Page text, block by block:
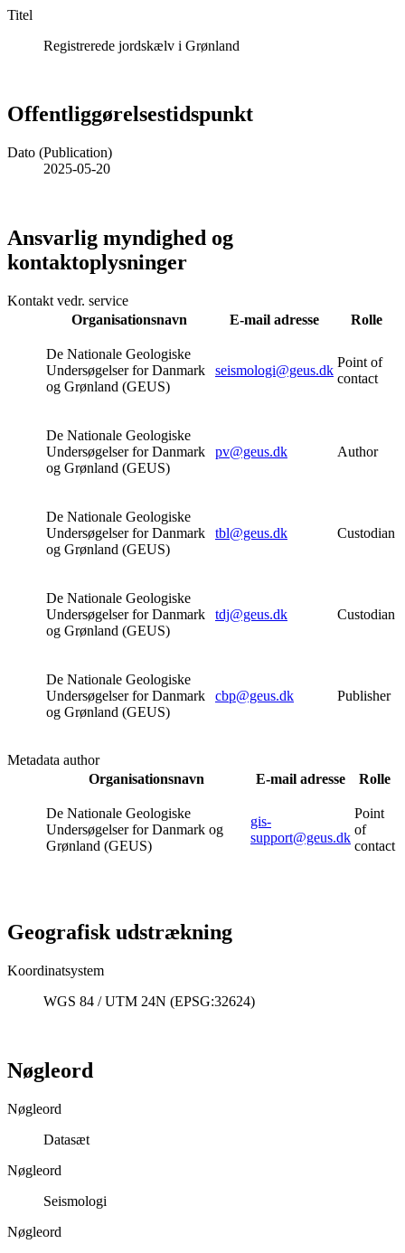
Titel
Registrerede jordskælv i Grønland
Offentliggørelsestidspunkt
Dato (Publication)
2025-05-20
Ansvarlig myndighed og
kontaktoplysninger
Kontakt vedr. service
Organisationsnavn
E-mail adresse Rolle
De Nationale Geologiske
Undersøgelser for Danmark
og Grønland (GEUS)
seismologi@geus.dk
Point of
contact
De Nationale Geologiske
Undersøgelser for Danmark
og Grønland (GEUS)
pv@geus.dk Author
De Nationale Geologiske
Undersøgelser for Danmark
og Grønland (GEUS)
tbl@geus.dk Custodian
De Nationale Geologiske
Undersøgelser for Danmark
og Grønland (GEUS)
tdj@geus.dk Custodian
De Nationale Geologiske
Undersøgelser for Danmark
og Grønland (GEUS)
cbp@geus.dk Publisher
Metadata author
Organisationsnavn
E-mail adresse Rolle
De Nationale Geologiske
Undersøgelser for Danmark og
Grønland (GEUS)
gis-
support@geus.dk
Point
of
contact
Geografisk udstrækning
Koordinatsystem
WGS 84 / UTM 24N (EPSG:32624)
Nøgleord
Nøgleord
Datasæt
Nøgleord
Seismologi
Nøgleord